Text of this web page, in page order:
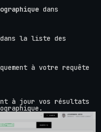
dans
dans la liste des
à votre requête
à jour vos résultats